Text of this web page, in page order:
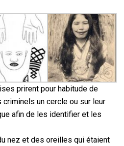
prirent pour habitude de
criminels un cercle ou sur leur
afin de les identifier et les
nez et des oreilles qui étaient